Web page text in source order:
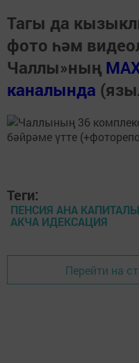
Тагы да
фото һәм
Чаллы»ның
каналында
Теги:
ПЕНСИЯ АНА
АКЧА ИДЕКСАЦИЯ
Перейти на